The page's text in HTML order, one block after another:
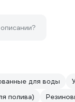
для воды
полива)